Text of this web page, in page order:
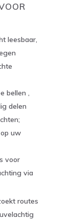
leesbaar,
bellen ,
delen
uw
voor
via
routes